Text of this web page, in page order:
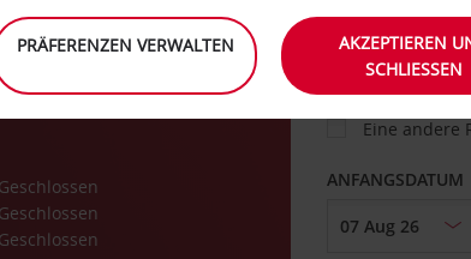
Geschlossen
Geschlossen
Geschlossen
ABHOLEN VON
Eine andere
ANFANGSDATUM
PRÄFERENZEN VERWALTEN
AKZEPTIEREN
SCHLIESSEN